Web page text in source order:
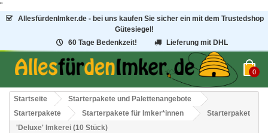
"
AllesfürdenImker.de - bei uns kaufen Sie sicher ein mit dem Trustedshop
Gütesiegel!
60 Tage Bedenkzeit!
Lieferung mit DHL
0
Startseite
Starterpakete und Palettenangebote
Starterpakete
Starterpakete für Imker*innen
Starterpaket
'Deluxe' Imkerei (10 Stück)